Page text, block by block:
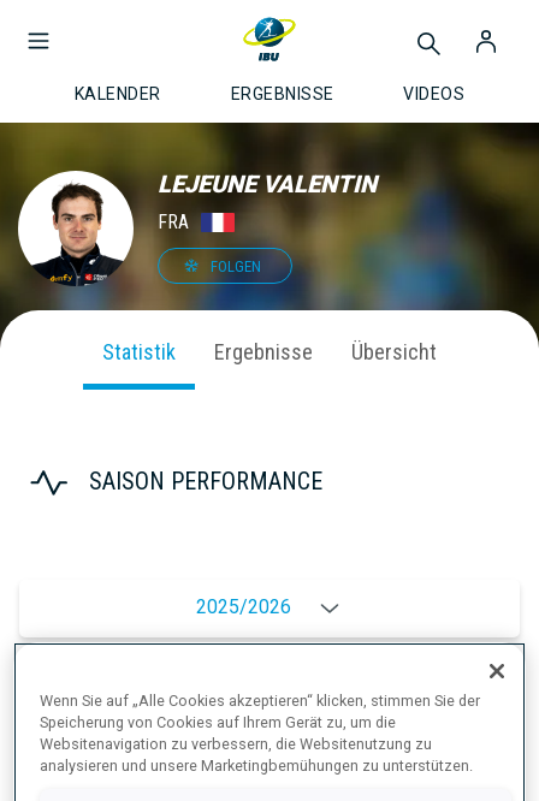
KALENDER ERGEBNISSE VIDEOS
LEJEUNE VALENTIN
FRA
FOLGEN
Statistik Ergebnisse Übersicht
SAISON PERFORMANCE
2025/2026
PERFORMANCE
Wenn Sie auf „Alle Cookies akzeptieren“ klicken, stimmen Sie der
Speicherung von Cookies auf Ihrem Gerät zu, um die
Websitenavigation zu verbessern, die Websitenutzung zu
analysieren und unsere Marketingbemühungen zu unterstützen.